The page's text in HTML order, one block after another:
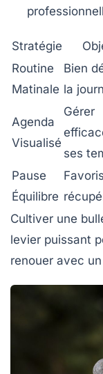
Stratégie
Routine
Matinale
Bien
la
Agenda
Visualisé
Gérer
ses
Pause
Équilibre
Cultiver une
levier puissant
renouer avec